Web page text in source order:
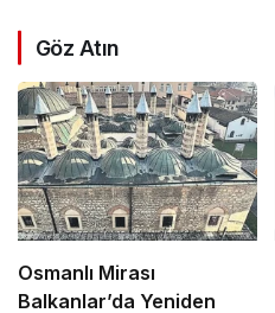
Göz Atın
Osmanlı Mirası
Balkanlar’da Yeniden